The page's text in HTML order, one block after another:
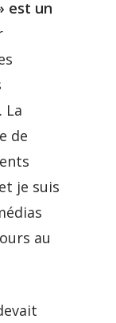
est un
La
de
je suis
au